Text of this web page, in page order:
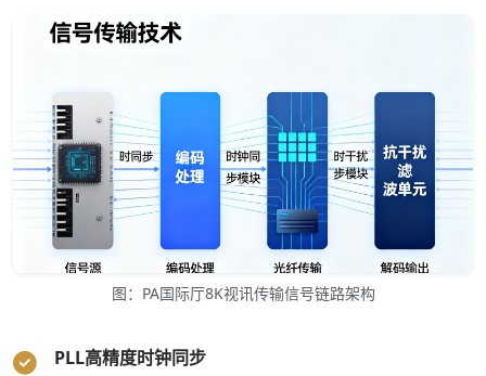
图：PA国际厅8K视讯传输信号链路架构
PLL高精度时钟同步